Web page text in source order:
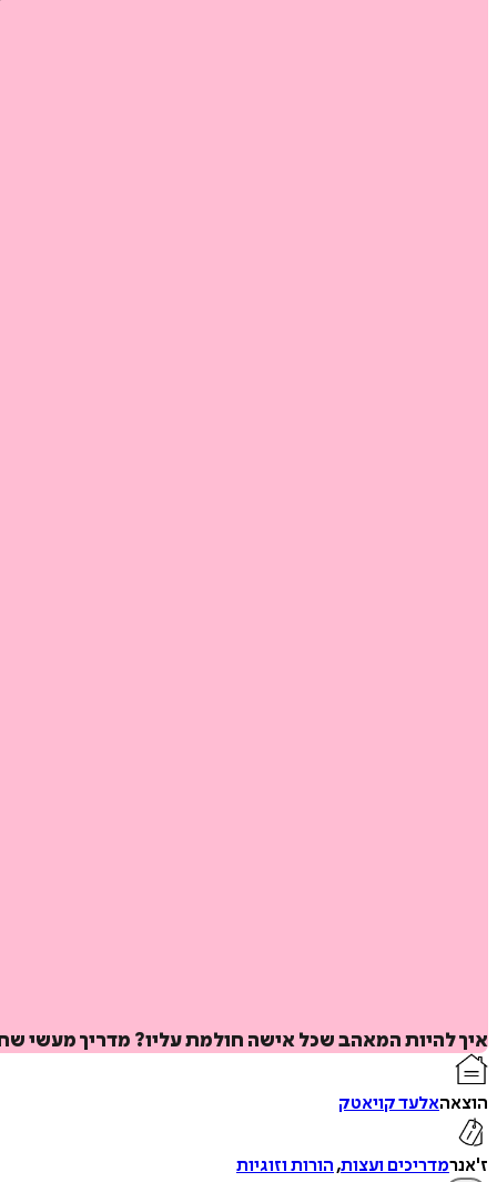
איך להיות המאהב שכל אישה חולמת עליו? מדריך מעשי
הוצאהאלעד קויאטק
ז'אנרמדריכים ועצות,הורות וזוגיות